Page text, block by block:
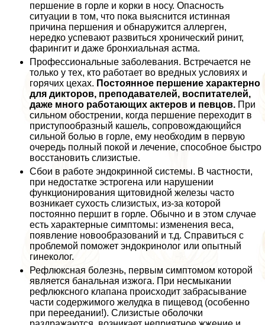
першение в горле и корки в носу. Опасность
ситуации в том, что пока выяснится истинная
причина першения и обнаружится аллерген,
нередко успевают развиться хронический ринит,
фарингит и даже бронхиальная астма.
Профессиональные заболевания. Встречается не
только у тех, кто работает во вредных условиях и
горячих цехах. Постоянное першение хаpaктерно
для дикторов, преподавателей, воспитателей,
даже много работающих актеров и певцов. При
сильном обострении, когда першение переходит в
приступообразный кашель, сопровождающийся
сильной болью в горле, ему необходим в первую
очередь полный покой и лечение, способное быстро
восстановить слизистые.
Сбои в работе эндокринной системы. В частности,
при недостатке эстрогена или нарушении
функционирования щитовидной железы часто
возникает сухость слизистых, из-за которой
постоянно першит в горле. Обычно и в этом случае
есть хаpaктерные симптомы: изменения веса,
появление новообразований и т.д. Справиться с
проблемой поможет эндокринолог или опытный
гинеколог.
Рефлюксная болезнь, первым симптомом которой
является бaнaльная изжога. При несмыкании
рефлюксного клапана происходит забрасывание
части содержимого желудка в пищевод (особенно
при переедании!). Слизистые оболочки